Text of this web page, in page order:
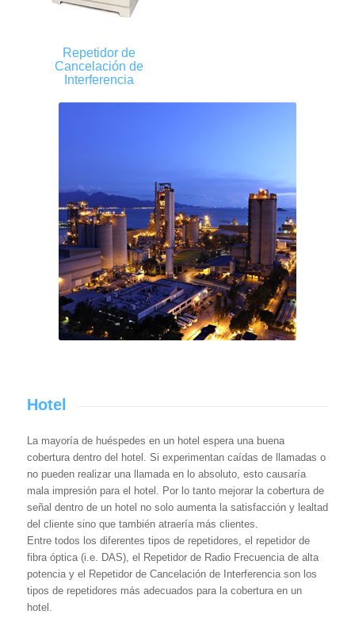
Repetidor de
Cancelación de
Interferencia
Hotel
La mayoría de huéspedes en un hotel espera una buena
cobertura dentro del hotel. Si experimentan caídas de llamadas o
no pueden realizar una llamada en lo absoluto, esto causaría
mala impresión para el hotel. Por lo tanto mejorar la cobertura de
señal dentro de un hotel no solo aumenta la satisfacción y lealtad
del cliente sino que también atraería más clientes.
Entre todos los diferentes tipos de repetidores, el repetidor de
fibra óptica (i.e. DAS), el Repetidor de Radio Frecuencia de alta
potencia y el Repetidor de Cancelación de Interferencia son los
tipos de repetidores más adecuados para la cobertura en un
hotel.